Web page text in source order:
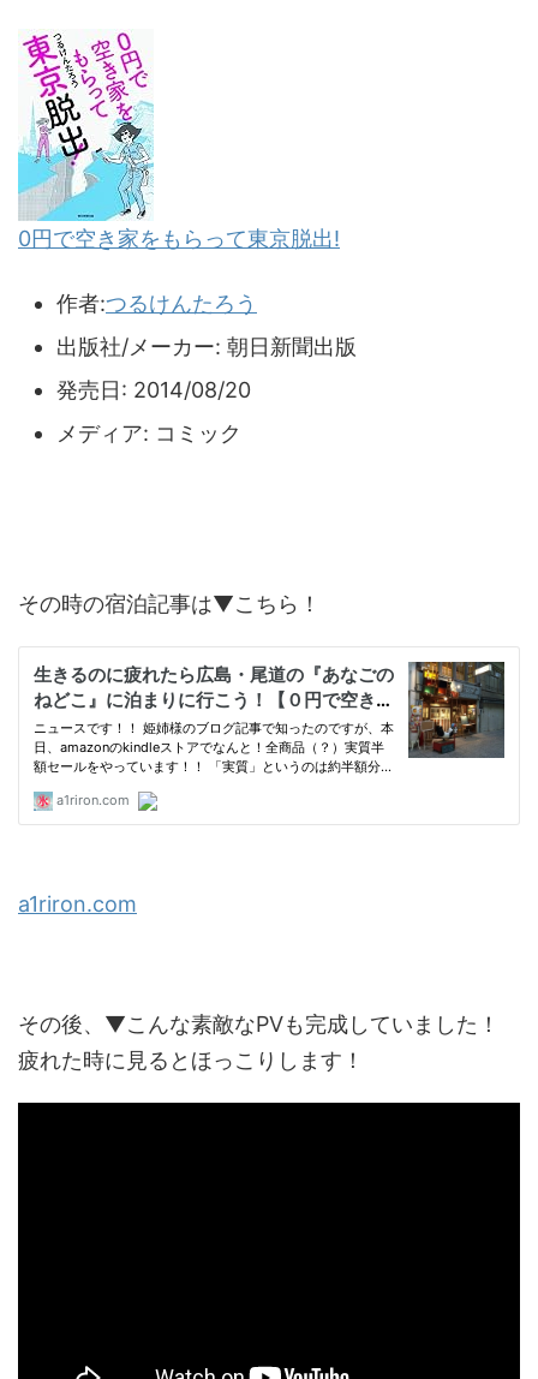
0円で空き家をもらって東京脱出!
作者:つるけんたろう
出版社/メーカー: 朝日新聞出版
発売日: 2014/08/20
メディア: コミック
その時の宿泊記事は▼こちら！
a1riron.com
その後、▼こんな素敵なPVも完成していました！
疲れた時に見るとほっこりします！